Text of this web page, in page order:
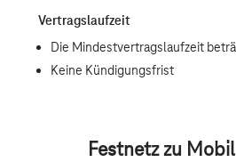
Festnetz zu Mobil